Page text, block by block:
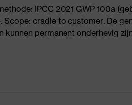
IPCC 2021 GWP 100a
cradle to customer. De
permanent onderhevig